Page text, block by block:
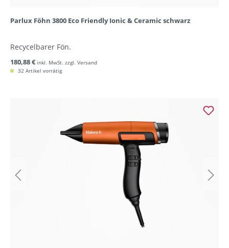
Parlux Föhn 3800 Eco Friendly Ionic & Ceramic schwarz
Recycelbarer Fön.
180,88 € inkl. MwSt. zzgl. Versand
32 Artikel vorrätig